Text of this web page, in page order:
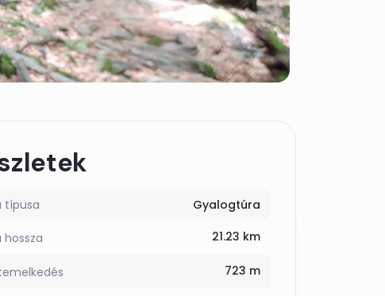
típusa Gyalogtúra
hossza 21.23 km
723 m